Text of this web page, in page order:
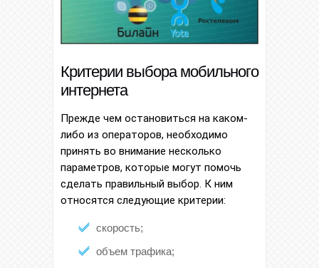
Критерии выбора мобильного
интернета
Прежде чем остановиться на каком-
либо из операторов, необходимо
принять во внимание несколько
параметров, которые могут помочь
сделать правильный выбор. К ним
относятся следующие критерии:
скорость;
объем трафика;